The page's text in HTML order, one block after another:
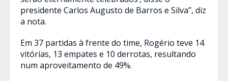
presidente Carlos Augusto de Barros e Silva”, diz
a nota.
Em 37 partidas à frente do time, Rogério teve 14
vitórias, 13 empates e 10 derrotas, resultando
num aproveitamento de 49%.